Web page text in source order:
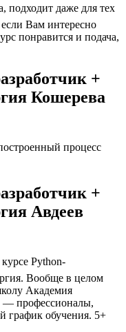
подходит даже для тех
Вам интересно
понравится и подача,
+
Кошерева
процесс
+
Авдеев
курсе Python-
Вообще в целом
Академия
— профессионалы,
график обучения. 5+